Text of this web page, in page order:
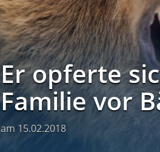
Er opferte
Familie vor
am 15.02.2018